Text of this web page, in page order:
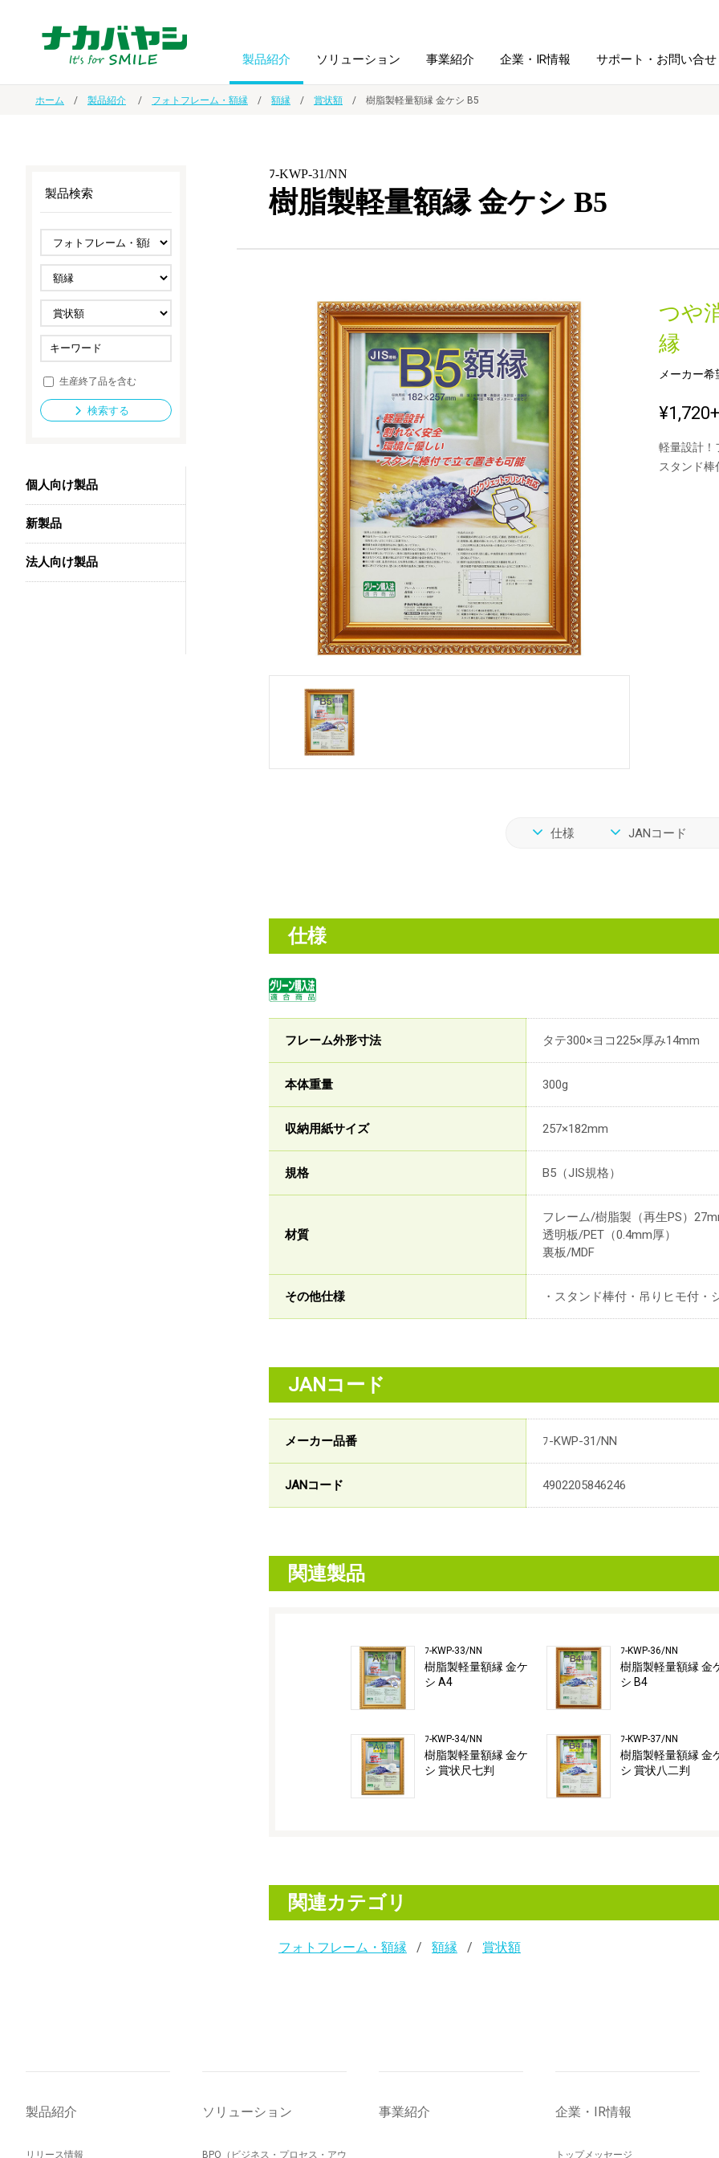
製品紹介
ノート・紙製品
ファイル・
ホルダー用品
スマートフォン・
タブレット関連
セキュリティ用品
シルバー デジタル文具
法人向け製品 新製品一覧
ソリューション
オーダー手帳・ノベルティ制作 学校ソリューション
ドキュメントスキャニングサービス
導入事例
事業紹介 企業・IR情報
IR情報 沿革
サステナビリティ
サポート・お問い合せ
ホーム 製品紹介 フォトフレーム・額縁 額縁 賞状額 樹脂製軽量額縁 金ケシ B5
ﾌ-KWP-31/NN
樹脂製軽量額縁 金ケシ B5
つや
縁
メーカー
¥1,720
軽量設計！
スタンド
仕様 JANコード
仕様
フレーム外形寸法 タテ300×ヨコ225×厚み14mm
本体重量 300g
収納用紙サイズ 257×182mm
規格 B5（JIS規格）
材質
フレーム/樹脂製（再生PS）
透明板/PET（0.4mm厚）
裏板/MDF
その他仕様 ・スタンド棒付・吊りヒモ付・
JANコード
メーカー品番 ﾌ-KWP-31/NN
JANコード 4902205846246
関連製品
ﾌ-KWP-33/NN
樹脂製軽量額縁 金ケ
シ A4
ﾌ-KWP-34/NN
樹脂製軽量額縁 金ケ
シ 賞状尺七判
ﾌ-KWP-36/NN
樹脂製軽量額縁 金
シ B4
ﾌ-KWP-37/NN
樹脂製軽量額縁 金
シ 賞状八二判
関連カテゴリ
フォトフレーム・額縁 額縁 賞状額
製品検索
生産終了品を含む
検索する
個人向け製品
新製品
法人向け製品
製品紹介
リリース情報
ソリューション
BPO（ビジネス・プロセス・アウ
事業紹介 企業・IR情報
トップメッセージ